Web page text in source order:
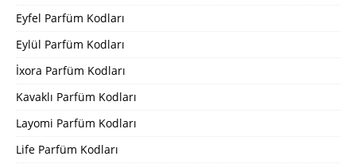
Eyfel Parfüm Kodları
Eylül Parfüm Kodları
İxora Parfüm Kodları
Kavaklı Parfüm Kodları
Layomi Parfüm Kodları
Life Parfüm Kodları